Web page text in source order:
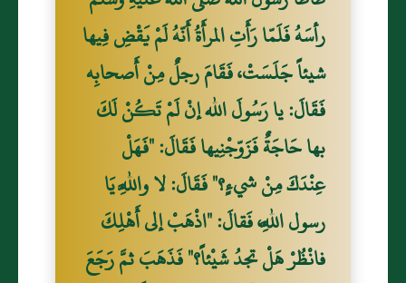
رأسَهُ فَلَمّا رَأَتِ المرأَةُ أَنّهُ لَمْ يَقْضِ فِيها
شيئاً جَلَسَتْ، فَقَامَ رجلٌ مِنْ أَصحابِه
فَقَالَ: يا رَسُولَ الله إنْ لَمْ تَكُنْ لَكَ
بها حَاجَةٌ فَزَوّجْنِيها فَقَالَ: "فَهَلْ
عِنْدَكَ مِنْ شيءٍ؟" فَقَالَ: لا واللَّهِ يَا
رسول اللَّهِ، فَقالَ: "اذْهَبْ إلى أَهْلِكَ
فانْظُرْ هَلْ تجدُ شَيْئاً؟" فَذَهَبَ ثمَّ رَجَعَ